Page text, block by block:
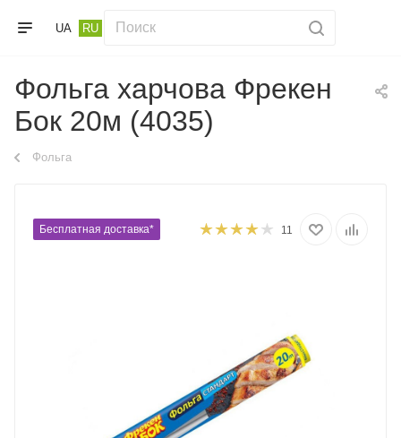
UA RU
Фольга харчова Фрекен
Бок 20м (4035)
Фольга
Бесплатная доставка* 11